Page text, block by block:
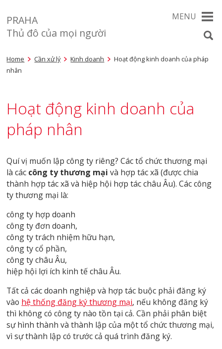
PRAHA
Thủ đô của mọi người
MENU
Home Cần xử lý Kinh doanh
Hoạt động kinh doanh của pháp
nhân
Hoạt động kinh doanh của
pháp nhân
Quí vị muốn lập công ty riêng? Các tổ chức thương mại
là các công ty thương mại và hợp tác xã (được chia
thành hợp tác xã và hiệp hội hợp tác châu Âu). Các công
ty thương mại là:
công ty hợp doanh
công ty đơn doanh,
công ty trách nhiệm hữu hạn,
công ty cổ phần,
công ty châu Âu,
hiệp hội lợi ích kinh tế châu Âu.
Tất cả các doanh nghiệp và hợp tác buộc phải đăng ký
vào hệ thống đăng ký thương mại, nếu không đăng ký
thì không có công ty nào tồn tại cả. Cần phải phân biệt
sự hình thành và thành lập của một tổ chức thương mại,
vì sự thành lập có trước cả quá trình đăng ký.